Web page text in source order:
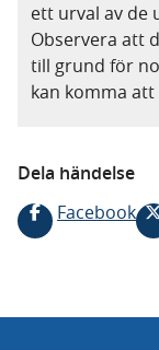
ett urval av de
Observera att
till grund för
kan komma att
Dela händelse
Facebook